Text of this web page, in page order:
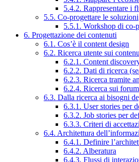
5.4.2. Rappresentare i
5.5. Co-progettare le soluzioni
5.5.1. Workshop di co-
6. Progettazione dei contenuti
6.1. Cos’è il content design
6.2. Ricerca utente sui
6.2.1. Content
6.2.2. Dati di ricerca
6.2.3. Ricerca tramite
6.2.4. Ricerca sui forum
6.3. Dalla ricerca ai bisogni
6.3.1. User stories per
6.3.2. Job stories per
6.3.3. Criteri di
6.4. Architettura
6.4.1. Definire
6.4.2. Alberatura
6.4.3. Flussi di